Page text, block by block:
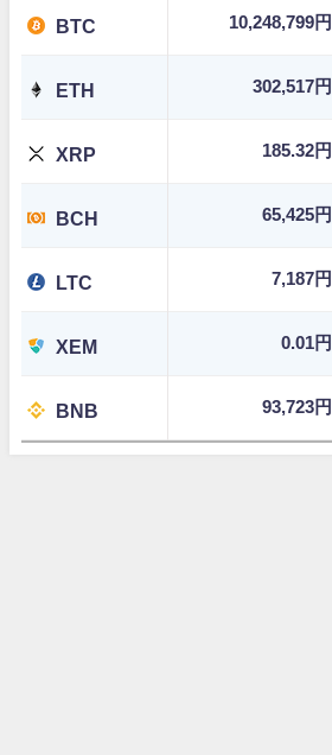
BTC 10,248,799円
ETH 302,517円
XRP 185.32円
BCH 65,425円
LTC 7,187円
XEM 0.01円
BNB 93,723円